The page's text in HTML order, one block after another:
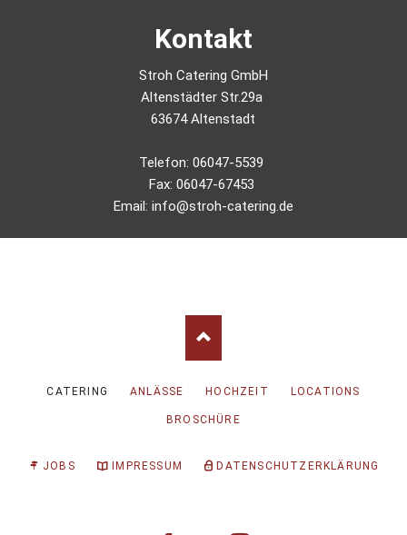
Kontakt
Stroh Catering GmbH
Altenstädter Str.29a
63674 Altenstadt
Telefon: 06047-5539
Fax: 06047-67453
Email: info@stroh-catering.de
NAVIGATION
CATERING ANLÄSSE HOCHZEIT LOCATIONS
BROSCHÜRE
JOBS IMPRESSUM DATENSCHUTZERKLÄRUNG